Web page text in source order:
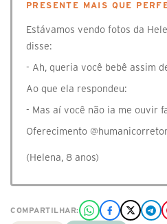
PRESENTE MAIS QUE
Estávamos vendo fotos da
disse:
- Ah, queria você bebê assim
Ao que ela respondeu:
- Mas aí você não ia me ouvir
Oferecimento
(Helena, 8 anos)
COMPARTILHAR: